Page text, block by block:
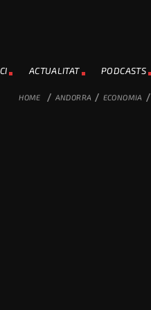
ACTUALITAT PODCASTS
HOME / ANDORRA / ECONOMIA /